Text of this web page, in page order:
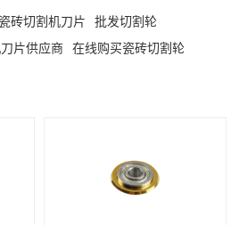
砖切割机刀片
批发切割轮
片供应商 在线购买瓷砖切割轮